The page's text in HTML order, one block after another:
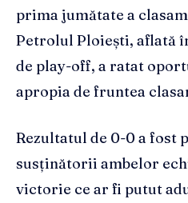
prima jumătate a
Petrolul Ploiești, aflată
de play-off, a ratat
apropia de fruntea
Rezultatul de 0-0 a fost
susținătorii ambelor
victorie ce ar fi putut